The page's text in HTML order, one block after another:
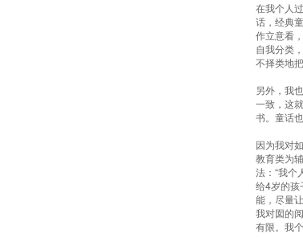
在我个人
话，经典
作立意看
自我分类
不择类地
另外，我
一致，这
书。童话
因为我对
教育类为
法：“我个
给4岁的孩
能，尽量
我对囡的
有限。我